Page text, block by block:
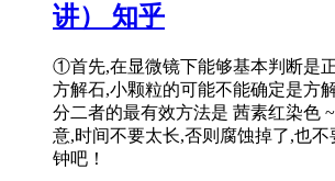
讲） 知乎
①首先,在显微镜下能够基本判断是
方解石,小颗粒的可能不能确定是方
分二者的最有效方法是 茜素红染色
意,时间不要太长,否则腐蚀掉了,也
钟吧！